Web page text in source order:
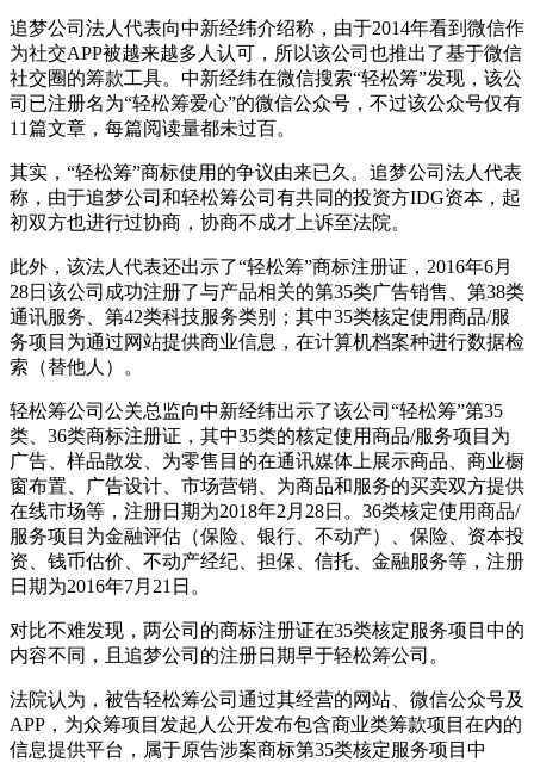
追梦公司法人代表向中新经纬介绍称，由于2014年看到微信作
为社交APP被越来越多人认可，所以该公司也推出了基于微信
社交圈的筹款工具。中新经纬在微信搜索“轻松筹”发现，该公
司已注册名为“轻松筹爱心”的微信公众号，不过该公众号仅有
11篇文章，每篇阅读量都未过百。
其实，“轻松筹”商标使用的争议由来已久。追梦公司法人代表
称，由于追梦公司和轻松筹公司有共同的投资方IDG资本，起
初双方也进行过协商，协商不成才上诉至法院。
此外，该法人代表还出示了“轻松筹”商标注册证，2016年6月
28日该公司成功注册了与产品相关的第35类广告销售、第38类
通讯服务、第42类科技服务类别；其中35类核定使用商品/服
务项目为通过网站提供商业信息，在计算机档案种进行数据检
索（替他人）。
轻松筹公司公关总监向中新经纬出示了该公司“轻松筹”第35
类、36类商标注册证，其中35类的核定使用商品/服务项目为
广告、样品散发、为零售目的在通讯媒体上展示商品、商业橱
窗布置、广告设计、市场营销、为商品和服务的买卖双方提供
在线市场等，注册日期为2018年2月28日。36类核定使用商品/
服务项目为金融评估（保险、银行、不动产）、保险、资本投
资、钱币估价、不动产经纪、担保、信托、金融服务等，注册
日期为2016年7月21日。
对比不难发现，两公司的商标注册证在35类核定服务项目中的
内容不同，且追梦公司的注册日期早于轻松筹公司。
法院认为，被告轻松筹公司通过其经营的网站、微信公众号及
APP，为众筹项目发起人公开发布包含商业类筹款项目在内的
信息提供平台，属于原告涉案商标第35类核定服务项目中